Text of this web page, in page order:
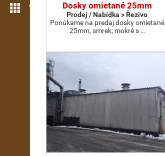
Více možnostíDosky omietané 25mm
Prodej / Nabídka > Řezivo
Ponúkame na predaj dosky omietané
25mm, smrek, mokré s …